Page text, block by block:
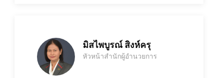
มิสไพบูรณ์ สิงห์ครุ
หัวหน้าสำนักผู้อำนวยการ